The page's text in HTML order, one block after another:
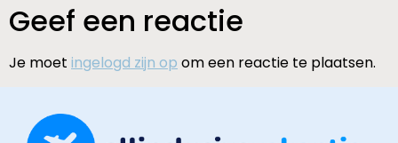
Geef een reactie
Je moet ingelogd zijn op om een reactie te plaatsen.